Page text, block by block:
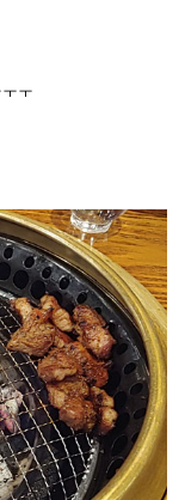
ㅜ